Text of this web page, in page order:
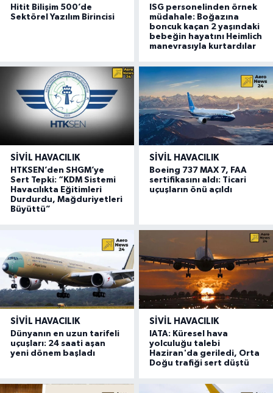
Hitit Bilişim 500’de
Sektörel Yazılım Birincisi
ISG personelinden örnek
müdahale: Boğazına
boncuk kaçan 2 yaşındaki
bebeğin hayatını Heimlich
manevrasıyla kurtardılar
SIVIL HAVACILIK
HTKSEN’den SHGM’ye
Sert Tepki: “KDM Sistemi
Havacılıkta Eğitimleri
Durdurdu, Mağduriyetleri
Büyüttü”
SIVIL HAVACILIK
Boeing 737 MAX 7, FAA
sertifikasını aldı: Ticari
uçuşların önü açıldı
SIVIL HAVACILIK
Dünyanın en uzun tarifeli
uçuşları: 24 saati aşan
yeni dönem başladı
SIVIL HAVACILIK
IATA: Küresel hava
yolculuğu talebi
Haziran'da geriledi, Orta
Doğu trafiği sert düştü